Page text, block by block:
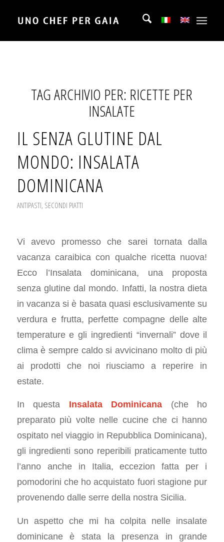
TAG ARCHIVIO PER: RICETTE PER
INSALATE
IL SENZA GLUTINE DAL
MONDO: INSALATA
DOMINICANA
ANTIPASTI, SECONDI PIATTI
Vi avevo promesso che sarei tornata dalla
vacanza caraibica con qualche ricetta nuova!
Ecco l’Insalata dominicana, una proposta
senza glutine dal mondo. Infatti, la nostra dieta
in vacanza si è basata quasi esclusivamente su
verdura e frutta, perfette compagne delle alte
temperature e gli ingredienti “invernali” dove il
clima è sempre caldo si avvicinano molto di più
ai prodotti che noi riusciamo a reperire in
estate.
In questa Insalata Dominicana (che ho
preparato più volte nelle cucine che ci hanno
ospitato nel viaggio in Repubblica Dominicana),
gli ingredienti sono reperibili praticamente tutto
l’anno anche in Italia, eccezion fatta per i
pomodorini che ho acquistato fuori stagione pur
provenendo dalle serre della nostra Sicilia.
Un aspetto che mi ha colpita nelle insalate
dominicane è stata la presenza in grande